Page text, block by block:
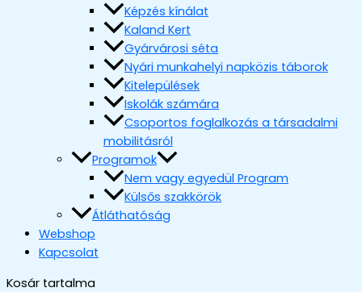
Képzés kínálat
Kaland Kert
Gyárvárosi séta
Nyári munkahelyi napközis táborok
Kitelepülések
Iskolák számára
Csoportos foglalkozás a társadalmi
mobilitásról
Programok
Nem vagy egyedül Program
Külsős szakkörök
Átláthatóság
Webshop
Kapcsolat
Kosár tartalma